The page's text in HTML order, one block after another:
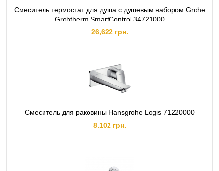
Смеситель термостат для душа с душевым набором Grohe
Grohtherm SmartControl 34721000
26,622 грн.
Смеситель для раковины Hansgrohe Logis 71220000
8,102 грн.